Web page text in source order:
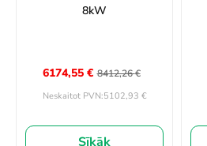
8kW
8412,26€
6174,55 €
Neskaitot PVN:5102,93 €
Sīkāk